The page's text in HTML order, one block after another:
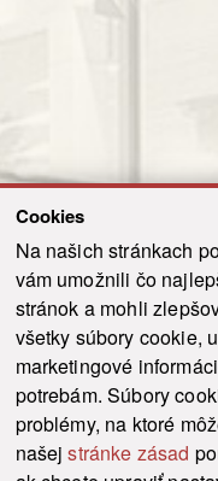
Cookies
Na našich stránkach
vám umožnili čo
stránok a mohli
všetky súbory cookie,
marketingové
potrebám. Súbory
problémy, na ktoré
našejstránke zásad
© 2021-2026 ku.sk. Všetky